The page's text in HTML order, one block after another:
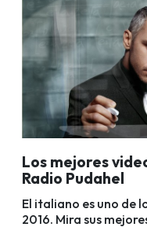
Los mejores
Radio Pudahel
El italiano es uno de
2016. Mira sus